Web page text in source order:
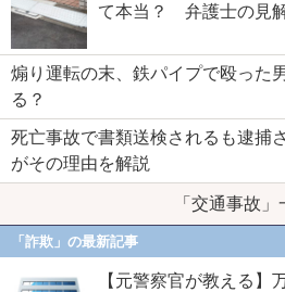
て本当？ 弁護士の見
煽り運転の末、鉄パイプで殴っ
る？
死亡事故で書類送検されるも逮
がその理由を解説
「交通事故」
「詐欺」の最新記事
【元警察官が教える】